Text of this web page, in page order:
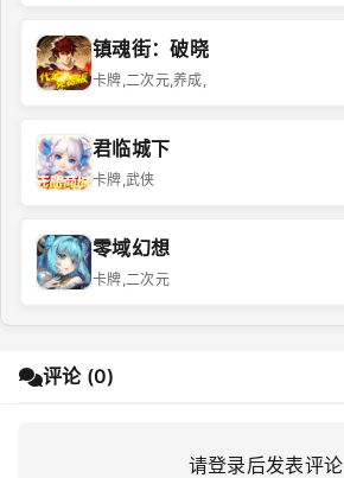
镇魂街：破晓
卡牌,二次元,养成,
君临城下
卡牌,武侠
零域幻想
卡牌,二次元
评论 (0)
请登录后发表评论